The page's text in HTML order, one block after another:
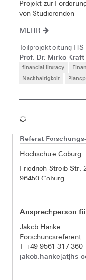
Projekt zur
von Studierenden
MEHR
Teilprojektleitung
Prof. Dr. Mirko Kraft
financial literacy
Nachhaltigkeit
Referat
Hochschule Coburg
Friedrich-Streib-Str. 2
96450 Coburg
Ansprechperson
Jakob Hanke
Forschungsreferent
T +49 9561 317 360
jakob.hanke[at]hs-